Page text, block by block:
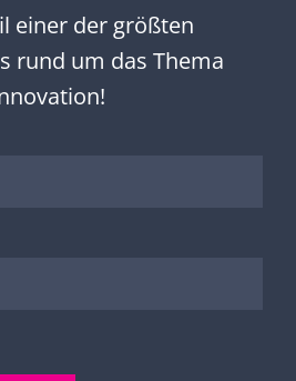
einer der größten
rund um das Thema